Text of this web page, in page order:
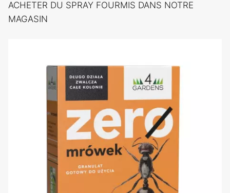
ACHETER DU SPRAY FOURMIS DANS NOTRE
MAGASIN